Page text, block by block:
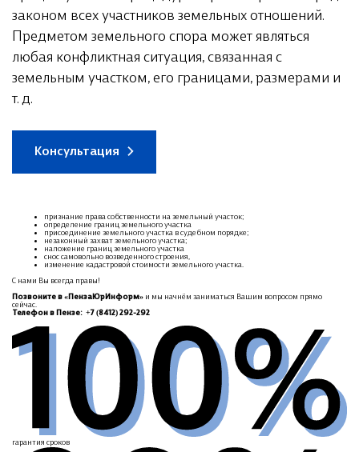
законом всех участников земельных отношений.
Предметом земельного спора может являться
любая конфликтная ситуация, связанная с
земельным участком, его границами, размерами и
т. д.
Консультация
признание права собственности на земельный участок;
определение границ земельного участка
присоединение земельного участка в судебном порядке;
незаконный захват земельного участка;
наложение границ земельного участка
снос самовольно возведенного строения,
изменение кадастровой стоимости земельного участка.
С нами Вы всегда правы!
Позвоните в «ПензаЮрИнформ» и мы начнём заниматься Вашим вопросом прямо
сейчас.
Телефон в Пензе: +7 (8412) 292-292
гарантия сроков